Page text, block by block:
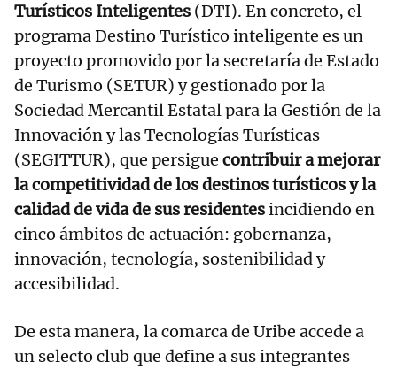
Turísticos Inteligentes (DTI). En concreto, el
programa Destino Turístico inteligente es un
proyecto promovido por la secretaría de Estado
de Turismo (SETUR) y gestionado por la
Sociedad Mercantil Estatal para la Gestión de la
Innovación y las Tecnologías Turísticas
(SEGITTUR), que persigue contribuir a mejorar
la competitividad de los destinos turísticos y la
calidad de vida de sus residentesincidiendo en
cinco ámbitos de actuación: gobernanza,
innovación, tecnología, sostenibilidad y
accesibilidad.
De esta manera, la comarca de Uribe accede a
un selecto club que define a sus integrantes